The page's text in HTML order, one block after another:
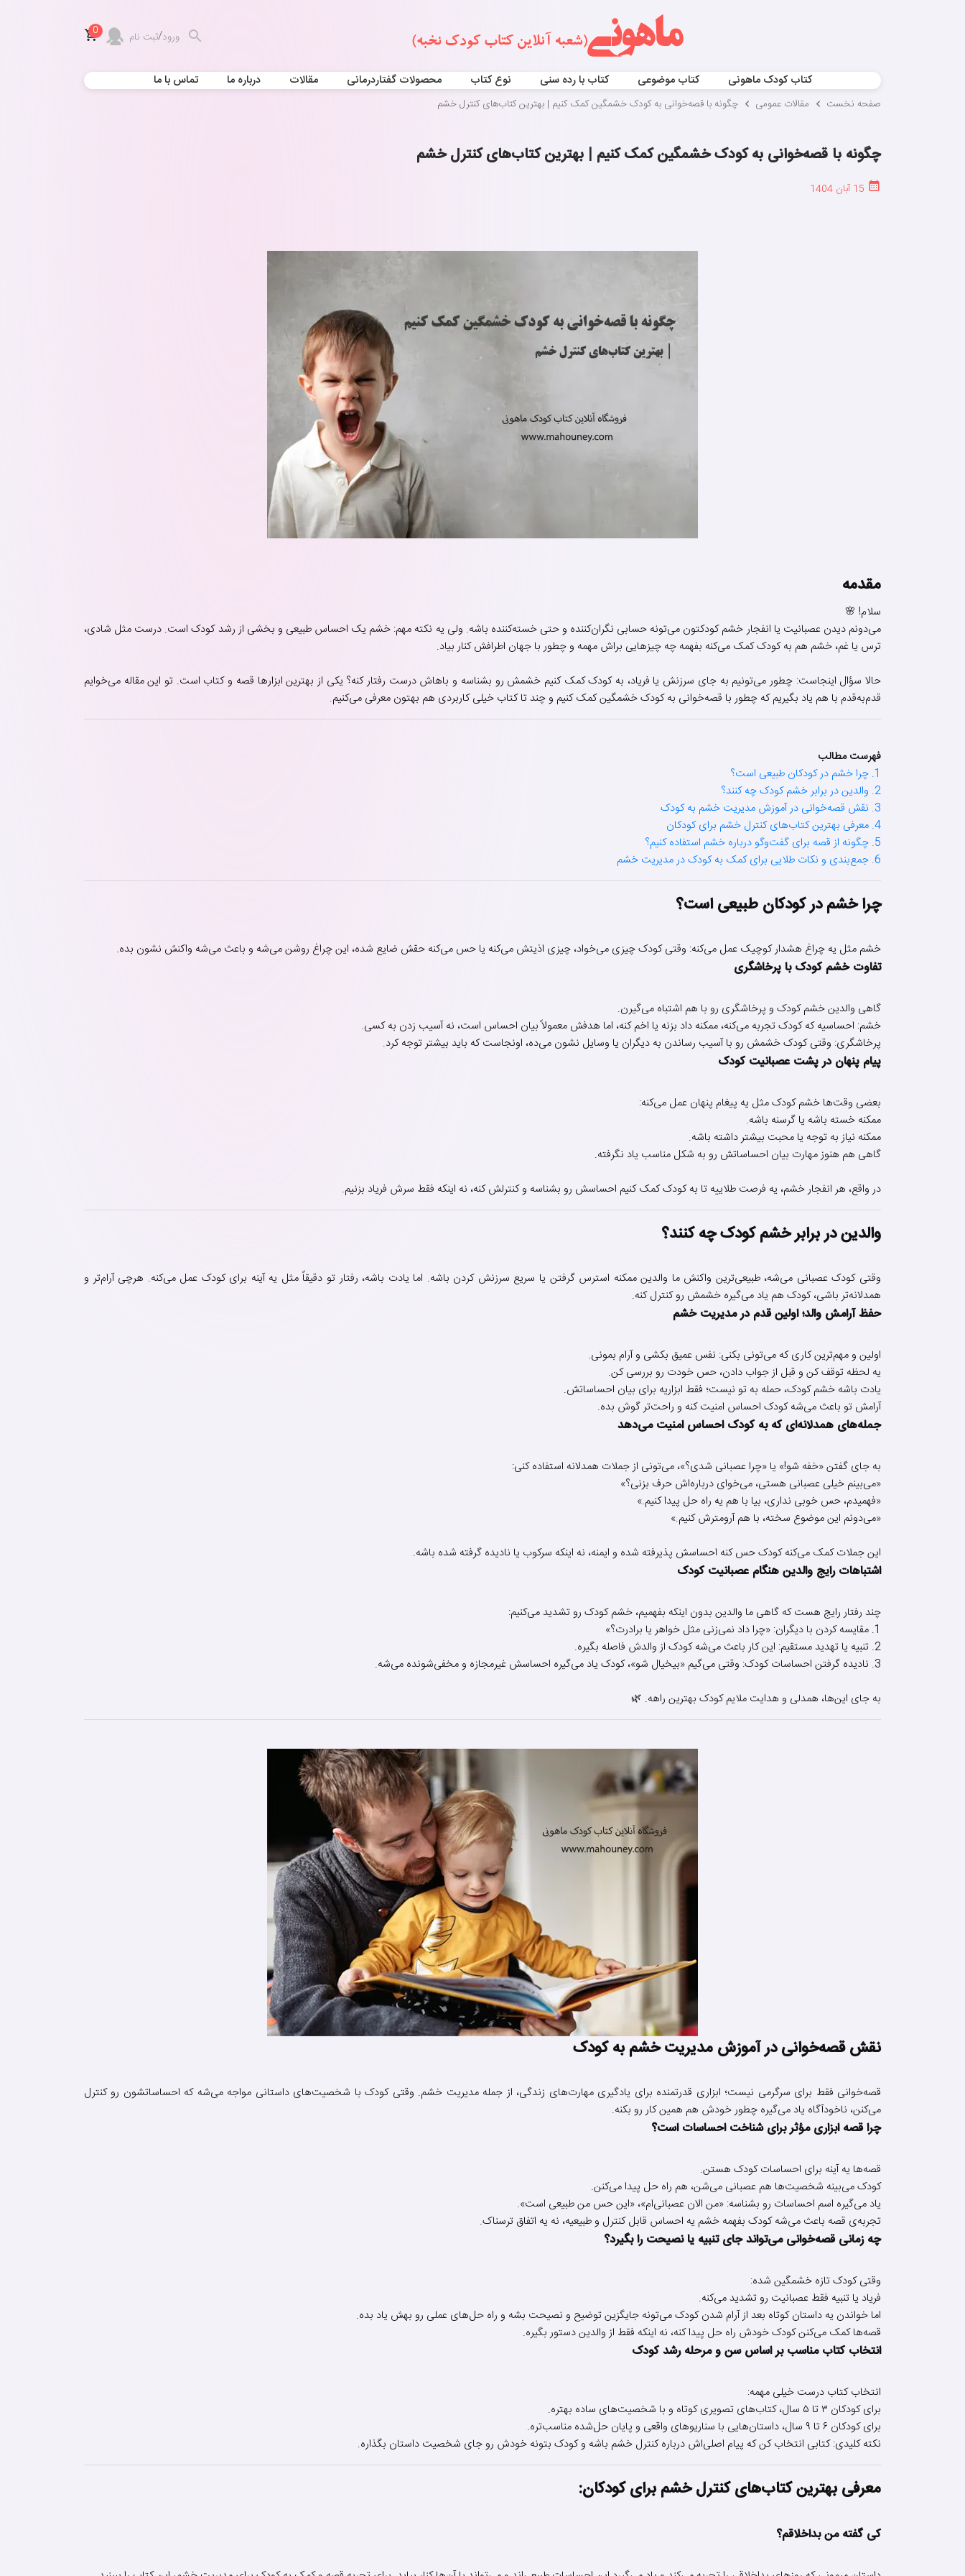
ورود/ثبت نام 0
کتاب کودک ماهونی کتاب موضوعی کتاب با رده سنی نوع کتاب محصولات گفتاردرمانی مقالات درباره ما تماس با ما
صفحه نخست مقالات عمومی چگونه با قصه‌خوانی به کودک خشمگین کمک کنیم | بهترین کتاب‌های کنترل خشم
چگونه با قصه‌خوانی به کودک خشمگین کمک کنیم | بهترین کتاب‌های کنترل خشم
مقدمه
سلام! 🌸
می‌دونم دیدن عصبانیت یا انفجار خشم کودکتون می‌تونه حسابی نگران‌کننده و حتی خسته‌کننده باشه. ولی یه نکته مهم: خشم یک احساس طبیعی و بخشی از رشد کودک است. درست مثل شادی،
ترس یا غم، خشم هم به کودک کمک می‌کنه بفهمه چه چیزهایی براش مهمه و چطور با جهان اطرافش کنار بیاد.
حالا سؤال اینجاست: چطور می‌تونیم به جای سرزنش یا فریاد، به کودک کمک کنیم خشمش رو بشناسه و باهاش درست رفتار کنه؟ یکی از بهترین ابزارها قصه و کتاب است. تو این مقاله می‌خوایم
قدم‌به‌قدم با هم یاد بگیریم که چطور با قصه‌خوانی به کودک خشمگین کمک کنیم و چند تا کتاب خیلی کاربردی هم بهتون معرفی می‌کنیم.
فهرست مطالب
1. چرا خشم در کودکان طبیعی است؟
2. والدین در برابر خشم کودک چه کنند؟
3. نقش قصه‌خوانی در آموزش مدیریت خشم به کودک
4. معرفی بهترین کتاب‌های کنترل خشم برای کودکان
5. چگونه از قصه برای گفت‌وگو درباره خشم استفاده کنیم؟
6. جمع‌بندی و نکات طلایی برای کمک به کودک در مدیریت خشم
چرا خشم در کودکان طبیعی است؟
خشم مثل یه چراغ هشدار کوچیک عمل می‌کنه: وقتی کودک چیزی می‌خواد، چیزی اذیتش می‌کنه یا حس می‌کنه حقش ضایع شده، این چراغ روشن می‌شه و باعث می‌شه واکنش نشون بده.
تفاوت خشم کودک با پرخاشگری
گاهی والدین خشم کودک و پرخاشگری رو با هم اشتباه می‌گیرن.
خشم: احساسیه که کودک تجربه می‌کنه، ممکنه داد بزنه یا اخم کنه، اما هدفش معمولاً بیان احساس است، نه آسیب زدن به کسی.
پرخاشگری: وقتی کودک خشمش رو با آسیب رساندن به دیگران یا وسایل نشون می‌ده، اونجاست که باید بیشتر توجه کرد.
پیام پنهان در پشت عصبانیت کودک
بعضی وقت‌ها خشم کودک مثل یه پیغام پنهان عمل می‌کنه:
ممکنه خسته باشه یا گرسنه باشه.
ممکنه نیاز به توجه یا محبت بیشتر داشته باشه.
گاهی هم هنوز مهارت بیان احساساتش رو به شکل مناسب یاد نگرفته.
در واقع، هر انفجار خشم، یه فرصت طلاییه تا به کودک کمک کنیم احساسش رو بشناسه و کنترلش کنه، نه اینکه فقط سرش فریاد بزنیم.
والدین در برابر خشم کودک چه کنند؟
وقتی کودک عصبانی می‌شه، طبیعی‌ترین واکنش ما والدین ممکنه استرس گرفتن یا سریع سرزنش کردن باشه. اما یادت باشه، رفتار تو دقیقاً مثل یه آینه برای کودک عمل می‌کنه. هرچی آرام‌تر و
همدلانه‌تر باشی، کودک هم یاد می‌گیره خشمش رو کنترل کنه.
حفظ آرامش والد؛ اولین قدم در مدیریت خشم
اولین و مهم‌ترین کاری که می‌تونی بکنی: نفس عمیق بکشی و آرام بمونی.
یه لحظه توقف کن و قبل از جواب دادن، حس خودت رو بررسی کن.
یادت باشه خشم کودک، حمله به تو نیست؛ فقط ابزاریه برای بیان احساساتش.
آرامش تو باعث می‌شه کودک احساس امنیت کنه و راحت‌تر گوش بده.
جمله‌های همدلانه‌ای که به کودک احساس امنیت می‌دهد
به جای گفتن «خفه شو!» یا «چرا عصبانی شدی؟»، می‌تونی از جملات همدلانه استفاده کنی:
«می‌بینم خیلی عصبانی هستی، می‌خوای درباره‌اش حرف بزنی؟»
«فهمیدم، حس خوبی نداری، بیا با هم یه راه حل پیدا کنیم.»
«می‌دونم این موضوع سخته، با هم آرومترش کنیم.»
این جملات کمک می‌کنه کودک حس کنه احساسش پذیرفته شده و ایمنه، نه اینکه سرکوب یا نادیده گرفته شده باشه.
اشتباهات رایج والدین هنگام عصبانیت کودک
چند رفتار رایج هست که گاهی ما والدین بدون اینکه بفهمیم، خشم کودک رو تشدید می‌کنیم:
1. مقایسه کردن با دیگران: «چرا داد نمی‌زنی مثل خواهر یا برادرت؟»
2. تنبیه یا تهدید مستقیم: این کار باعث می‌شه کودک از والدش فاصله بگیره.
3. نادیده گرفتن احساسات کودک: وقتی می‌گیم «بیخیال شو»، کودک یاد می‌گیره احساسش غیرمجازه و مخفی‌شونده می‌شه.
به جای این‌ها، همدلی و هدایت ملایم کودک بهترین راهه. 🌿
نقش قصه‌خوانی در آموزش مدیریت خشم به کودک
قصه‌خوانی فقط برای سرگرمی نیست؛ ابزاری قدرتمنده برای یادگیری مهارت‌های زندگی، از جمله مدیریت خشم. وقتی کودک با شخصیت‌های داستانی مواجه می‌شه که احساساتشون رو کنترل
می‌کنن، ناخودآگاه یاد می‌گیره چطور خودش هم همین کار رو بکنه.
چرا قصه ابزاری مؤثر برای شناخت احساسات است؟
قصه‌ها یه آینه برای احساسات کودک هستن.
کودک می‌بینه شخصیت‌ها هم عصبانی می‌شن، هم راه حل پیدا می‌کنن.
یاد می‌گیره اسم احساسات رو بشناسه: «من الان عصبانی‌ام»، «این حس من طبیعی است».
تجربه‌ی قصه باعث می‌شه کودک بفهمه خشم یه احساس قابل کنترل و طبیعیه، نه یه اتفاق ترسناک.
چه زمانی قصه‌خوانی می‌تواند جای تنبیه یا نصیحت را بگیرد؟
وقتی کودک تازه خشمگین شده:
فریاد یا تنبیه فقط عصبانیت رو تشدید می‌کنه.
اما خواندن یه داستان کوتاه بعد از آرام شدن کودک می‌تونه جایگزین توضیح و نصیحت بشه و راه حل‌های عملی رو بهش یاد بده.
قصه‌ها کمک می‌کنن کودک خودش راه حل پیدا کنه، نه اینکه فقط از والدین دستور بگیره.
انتخاب کتاب مناسب بر اساس سن و مرحله رشد کودک
انتخاب کتاب درست خیلی مهمه:
برای کودکان ۳ تا ۵ سال، کتاب‌های تصویری کوتاه و با شخصیت‌های ساده بهتره.
برای کودکان ۶ تا ۹ سال، داستان‌هایی با سناریوهای واقعی و پایان حل‌شده مناسب‌تره.
نکته کلیدی: کتابی انتخاب کن که پیام اصلی‌اش درباره کنترل خشم باشه و کودک بتونه خودش رو جای شخصیت داستان بگذاره.
معرفی بهترین کتاب‌های کنترل خشم برای کودکان:
کی گفته من بداخلاقم؟